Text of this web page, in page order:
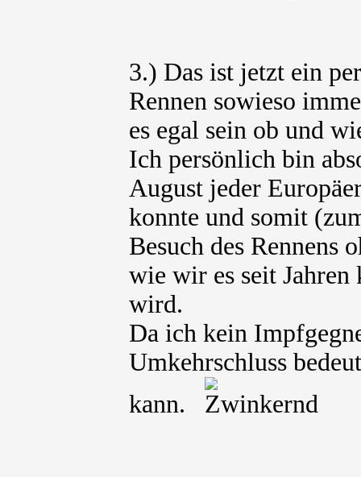
3.) Das ist jetzt ein
Rennen sowieso
es egal sein ob und
Ich persönlich bin
August jeder
konnte und somit
Besuch des Rennens
wie wir es seit
wird.
Da ich kein
Umkehrschluss
kann.